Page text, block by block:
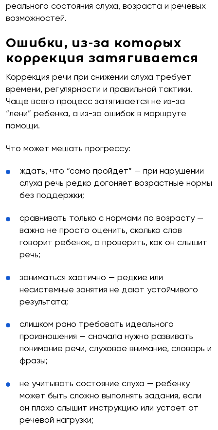
реального состояния слуха, возраста и речевых
возможностей.
Ошибки, из-за которых
коррекция затягивается
Коррекция речи при снижении слуха требует
времени, регулярности и правильной тактики.
Чаще всего процесс затягивается не из-за
“лени” ребенка, а из-за ошибок в маршруте
помощи.
Что может мешать прогрессу:
ждать, что “само пройдет” — при нарушении
слуха речь редко догоняет возрастные нормы
без поддержки;
сравнивать только с нормами по возрасту —
важно не просто оценить, сколько слов
говорит ребенок, а проверить, как он слышит
речь;
заниматься хаотично — редкие или
несистемные занятия не дают устойчивого
результата;
слишком рано требовать идеального
произношения — сначала нужно развивать
понимание речи, слуховое внимание, словарь и
фразы;
не учитывать состояние слуха — ребенку
может быть сложно выполнять задания, если
он плохо слышит инструкцию или устает от
речевой нагрузки;